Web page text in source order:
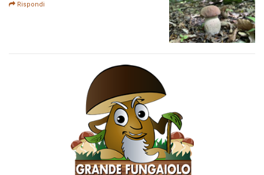
Rispondi